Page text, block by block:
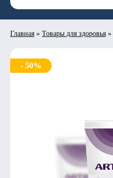
Главная » Товары для здоровья »
- 50%